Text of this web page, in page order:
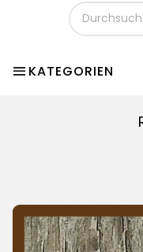
Durchsuchen
Sie
unseren
KATEGORIEN